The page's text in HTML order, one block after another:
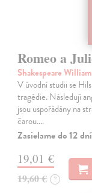
Romeo a
Shakespeare William
V úvodní studii se
tragédie. Následují
jsou uspořádány na
čarou.…
Zasielame do 12 dní
19,01 €
19,60 € ?